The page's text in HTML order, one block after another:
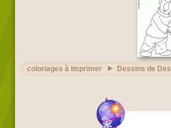
coloriages à imprimer Dessins de Des